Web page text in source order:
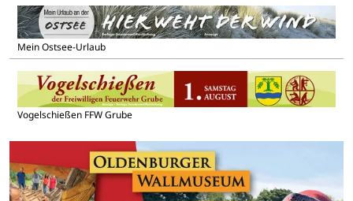
Mein Ostsee-Urlaub
Vogelschießen FFW Grube